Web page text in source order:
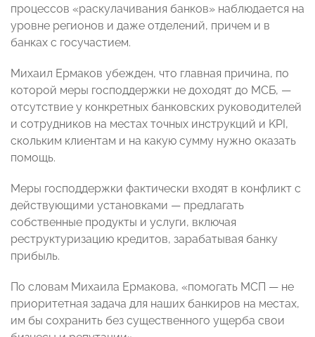
процессов «раскулачивания банков» наблюдается на
уровне регионов и даже отделений, причем и в
банках с госучастием.
Михаил Ермаков убежден, что главная причина, по
которой меры господдержки не доходят до МСБ, —
отсутствие у конкретных банковских руководителей
и сотрудников на местах точных инструкций и KPI,
скольким клиентам и на какую сумму нужно оказать
помощь.
Меры господдержки фактически входят в конфликт с
действующими установками — предлагать
собственные продукты и услуги, включая
реструктуризацию кредитов, зарабатывая банку
прибыль.
По словам Михаила Ермакова, «помогать МСП — не
приоритетная задача для наших банкиров на местах,
им бы сохранить без существенного ущерба свои